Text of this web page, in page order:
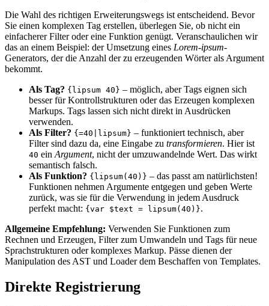
Die Wahl des richtigen Erweiterungswegs ist entscheidend. Bevor
Sie einen komplexen Tag erstellen, überlegen Sie, ob nicht ein
einfacherer Filter oder eine Funktion genügt. Veranschaulichen wir
das an einem Beispiel: der Umsetzung eines Lorem-ipsum-
Generators, der die Anzahl der zu erzeugenden Wörter als Argument
bekommt.
Als Tag? {lipsum 40} – möglich, aber Tags eignen sich
besser für Kontrollstrukturen oder das Erzeugen komplexen
Markups. Tags lassen sich nicht direkt in Ausdrücken
verwenden.
Als Filter? {=40|lipsum} – funktioniert technisch, aber
Filter sind dazu da, eine Eingabe zu transformieren. Hier ist
40 ein Argument, nicht der umzuwandelnde Wert. Das wirkt
semantisch falsch.
Als Funktion? {lipsum(40)} – das passt am natürlichsten!
Funktionen nehmen Argumente entgegen und geben Werte
zurück, was sie für die Verwendung in jedem Ausdruck
perfekt macht: {var $text = lipsum(40)}.
Allgemeine Empfehlung: Verwenden Sie Funktionen zum
Rechnen und Erzeugen, Filter zum Umwandeln und Tags für neue
Sprachstrukturen oder komplexes Markup. Pässe dienen der
Manipulation des AST und Loader dem Beschaffen von Templates.
Direkte Registrierung